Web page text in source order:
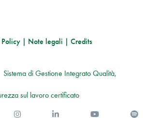
| Note legali | Credits
Sistema di Gestione Integrato Qualità,
sul lavoro certificato
You Tube